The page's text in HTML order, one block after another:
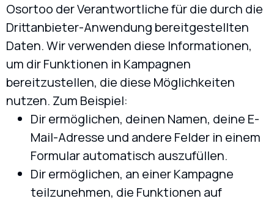
Osortoo der Verantwortliche für die durch die
Drittanbieter-Anwendung bereitgestellten
Daten. Wir verwenden diese Informationen,
um dir Funktionen in Kampagnen
bereitzustellen, die diese Möglichkeiten
nutzen. Zum Beispiel:
Dir ermöglichen, deinen Namen, deine E-
Mail-Adresse und andere Felder in einem
Formular automatisch auszufüllen.
Dir ermöglichen, an einer Kampagne
teilzunehmen, die Funktionen auf